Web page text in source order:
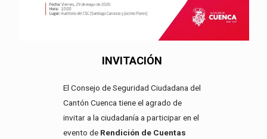
INVITACIÓN
El Consejo de Seguridad Ciudadana del
Cantón Cuenca tiene el agrado de
invitar a la ciudadanía a participar en el
evento de Rendición de Cuentas